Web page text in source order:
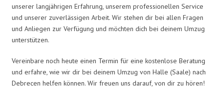
unserer langjährigen Erfahrung, unserem professionellen Service
und unserer zuverlässigen Arbeit. Wir stehen dir bei allen Fragen
und Anliegen zur Verfügung und möchten dich bei deinem Umzug
unterstützen.
Vereinbare noch heute einen Termin für eine kostenlose Beratung
und erfahre, wie wir dir bei deinem Umzug von Halle (Saale) nach
Debrecen helfen können. Wir freuen uns darauf, von dir zu hören!